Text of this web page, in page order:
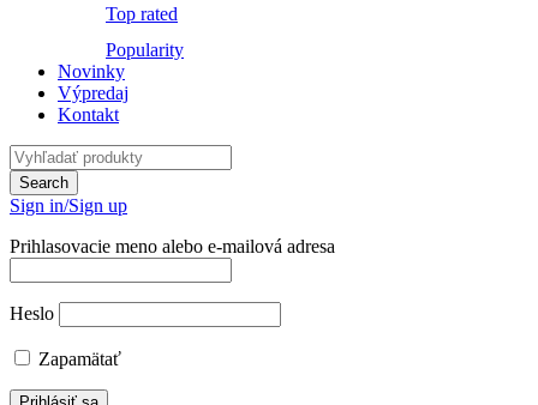
Top rated
Popularity
Novinky
Výpredaj
Kontakt
Sign in/Sign up
Prihlasovacie meno alebo e-mailová adresa
Heslo
Zapamätať